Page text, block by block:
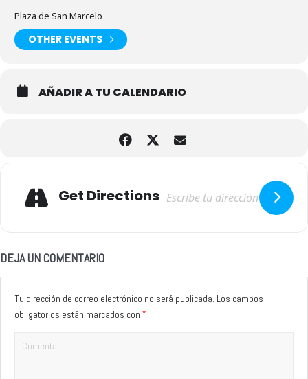
Plaza de San Marcelo
OTHER EVENTS
AÑADIR A TU CALENDARIO
Get Directions
DEJA UN COMENTARIO
Tu dirección de correo electrónico no será publicada. Los campos
obligatorios están marcados con *